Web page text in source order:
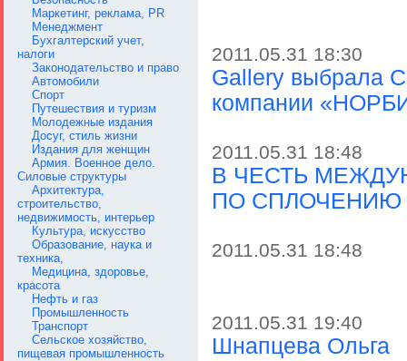
Маркетинг, реклама, PR
Менеджмент
Бухгалтерский учет,
налоги
Законодательство и право
Автомобили
Спорт
Путешествия и туризм
Молодежные издания
Досуг, стиль жизни
Издания для женщин
Армия. Военное дело.
Силовые структуры
Архитектура,
строительство,
недвижимость, интерьер
Культура, искусство
Образование, наука и
техника,
Медицина, здоровье,
красота
Нефть и газ
Промышленность
Транспорт
Сельское хозяйство,
пищевая промышленность
2011.05.31 18:30
Gallery выбрала
компании
2011.05.31 18:48
В ЧЕСТЬ
ПО
2011.05.31 18:48
2011.05.31 19:40
Шнапцева Ольга